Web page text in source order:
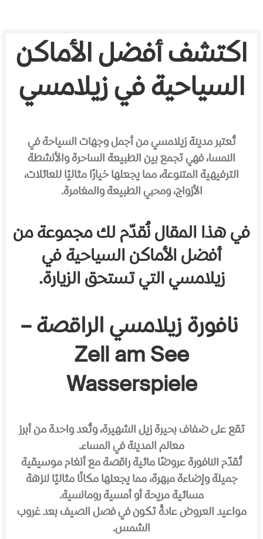
اكتشف أفضل الأماكن
السياحية في زيلامسي
تُعتبر مدينة زيلامسي من أجمل وجهات السياحة في
النمسا، فهي تجمع بين الطبيعة الساحرة والأنشطة
الترفيهية المتنوعة، مما يجعلها خيارًا مثاليًا للعائلات،
الأزواج، ومحبي الطبيعة والمغامرة.
في هذا المقال نُقدّم لك مجموعة من
أفضل الأماكن السياحية في
زيلامسي التي تستحق الزيارة.
نافورة زيلامسي الراقصة –
Zell am See
Wasserspiele
تقع على ضفاف بحيرة زيل الشهيرة، وتُعد واحدة من أبرز
معالم المدينة في المساء.
تُقدّم النافورة عروضًا مائية راقصة مع أنغام موسيقية
جميلة وإضاءة مبهرة، مما يجعلها مكانًا مثاليًا لنزهة
مسائية مريحة أو أمسية رومانسية.
مواعيد العروض عادةً تكون في فصل الصيف بعد غروب
الشمس.